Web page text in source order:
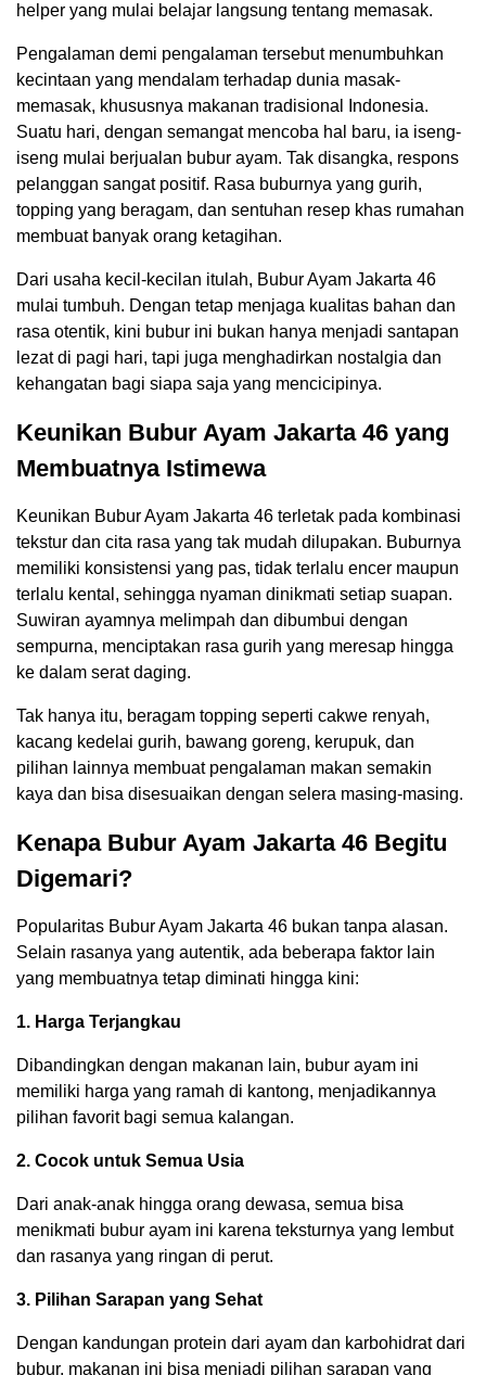
helper yang mulai belajar langsung tentang memasak.
Pengalaman demi pengalaman tersebut menumbuhkan
kecintaan yang mendalam terhadap dunia masak-
memasak, khususnya makanan tradisional Indonesia.
Suatu hari, dengan semangat mencoba hal baru, ia iseng-
iseng mulai berjualan bubur ayam. Tak disangka, respons
pelanggan sangat positif. Rasa buburnya yang gurih,
topping yang beragam, dan sentuhan resep khas rumahan
membuat banyak orang ketagihan.
Dari usaha kecil-kecilan itulah, Bubur Ayam Jakarta 46
mulai tumbuh. Dengan tetap menjaga kualitas bahan dan
rasa otentik, kini bubur ini bukan hanya menjadi santapan
lezat di pagi hari, tapi juga menghadirkan nostalgia dan
kehangatan bagi siapa saja yang mencicipinya.
Keunikan Bubur Ayam Jakarta 46 yang
Membuatnya Istimewa
Keunikan Bubur Ayam Jakarta 46 terletak pada kombinasi
tekstur dan cita rasa yang tak mudah dilupakan. Buburnya
memiliki konsistensi yang pas, tidak terlalu encer maupun
terlalu kental, sehingga nyaman dinikmati setiap suapan.
Suwiran ayamnya melimpah dan dibumbui dengan
sempurna, menciptakan rasa gurih yang meresap hingga
ke dalam serat daging.
Tak hanya itu, beragam topping seperti cakwe renyah,
kacang kedelai gurih, bawang goreng, kerupuk, dan
pilihan lainnya membuat pengalaman makan semakin
kaya dan bisa disesuaikan dengan selera masing-masing.
Kenapa Bubur Ayam Jakarta 46 Begitu
Digemari?
Popularitas Bubur Ayam Jakarta 46 bukan tanpa alasan.
Selain rasanya yang autentik, ada beberapa faktor lain
yang membuatnya tetap diminati hingga kini:
1. Harga Terjangkau
Dibandingkan dengan makanan lain, bubur ayam ini
memiliki harga yang ramah di kantong, menjadikannya
pilihan favorit bagi semua kalangan.
2. Cocok untuk Semua Usia
Dari anak-anak hingga orang dewasa, semua bisa
menikmati bubur ayam ini karena teksturnya yang lembut
dan rasanya yang ringan di perut.
3. Pilihan Sarapan yang Sehat
Dengan kandungan protein dari ayam dan karbohidrat dari
bubur, makanan ini bisa menjadi pilihan sarapan yang